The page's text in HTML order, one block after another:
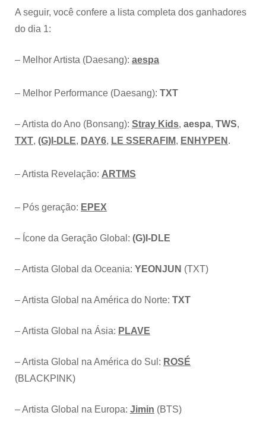
A seguir, você confere a lista completa dos ganhadores
do dia 1:
– Melhor Artista (Daesang): aespa
– Melhor Performance (Daesang): TXT
– Artista do Ano (Bonsang): Stray Kids, aespa, TWS,
TXT, (G)I-DLE, DAY6, LE SSERAFIM, ENHYPEN .
– Artista Revelação: ARTMS
– Pós geração: EPEX
– Ícone da Geração Global: (G)I-DLE
– Artista Global da Oceania: YEONJUN (TXT)
– Artista Global na América do Norte: TXT
– Artista Global na Ásia: PLAVE
– Artista Global na América do Sul: ROSÉ
(BLACKPINK)
– Artista Global na Europa: Jimin (BTS)